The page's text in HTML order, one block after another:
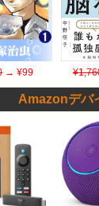
→ ¥99
Amazonデバ